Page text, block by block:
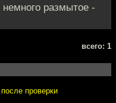
размытое -
всего: 1
проверки